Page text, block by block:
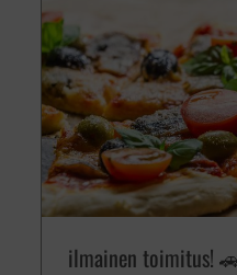
ilmainen toimitus!